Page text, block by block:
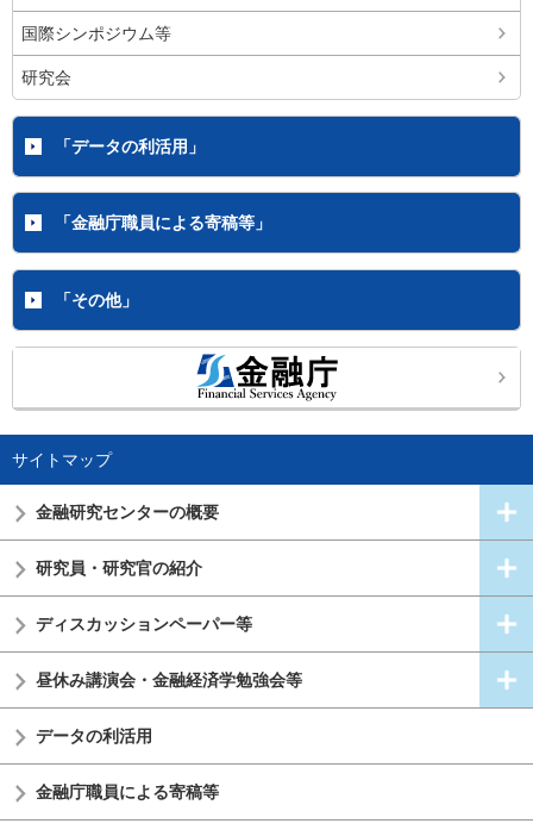
国際シンポジウム等
研究会
「データの利活用」
「金融庁職員による寄稿等」
「その他」
サイトマップ
金融研究センターの概要
研究員・研究官の紹介
ディスカッションペーパー等
昼休み講演会・金融経済学勉強会等
データの利活用
金融庁職員による寄稿等